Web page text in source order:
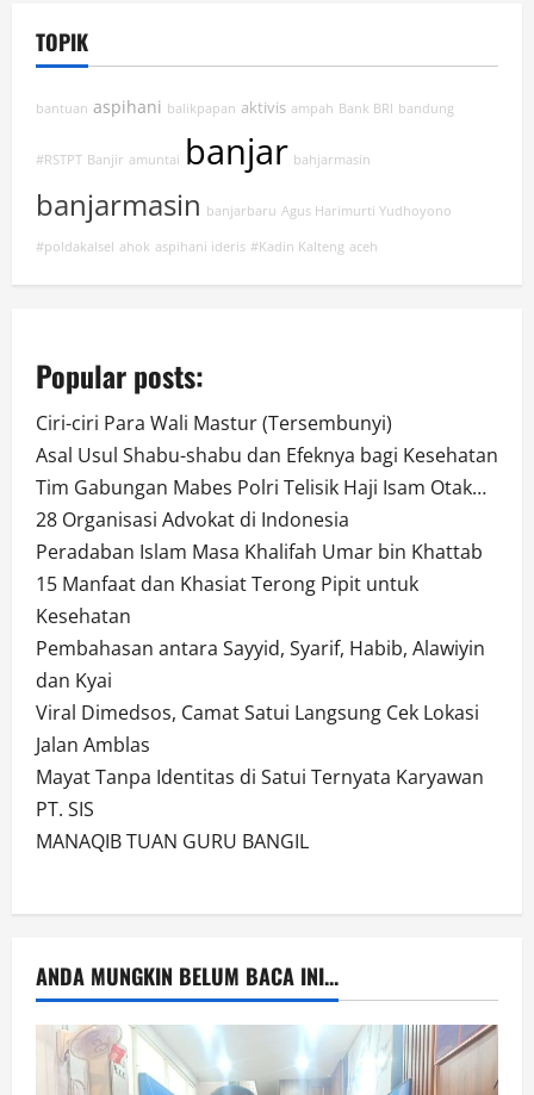
TOPIK
bantuan aspihani balikpapan aktivis ampah Bank BRI bandung
#RSTPT Banjir amuntai banjar bahjarmasin
banjarmasin banjarbaru Agus Harimurti Yudhoyono
#poldakalsel ahok aspihani ideris #Kadin Kalteng aceh
Popular posts:
Ciri-ciri Para Wali Mastur (Tersembunyi)
Asal Usul Shabu-shabu dan Efeknya bagi Kesehatan
Tim Gabungan Mabes Polri Telisik Haji Isam Otak…
28 Organisasi Advokat di Indonesia
Peradaban Islam Masa Khalifah Umar bin Khattab
15 Manfaat dan Khasiat Terong Pipit untuk
Kesehatan
Pembahasan antara Sayyid, Syarif, Habib, Alawiyin
dan Kyai
Viral Dimedsos, Camat Satui Langsung Cek Lokasi
Jalan Amblas
Mayat Tanpa Identitas di Satui Ternyata Karyawan
PT. SIS
MANAQIB TUAN GURU BANGIL
ANDA MUNGKIN BELUM BACA INI...